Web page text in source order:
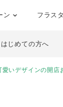
ン フラス
はじめての方へ
愛いデザインの開店